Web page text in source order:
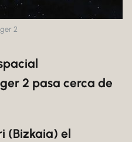
2
2 pasa cerca de
(Bizkaia) el